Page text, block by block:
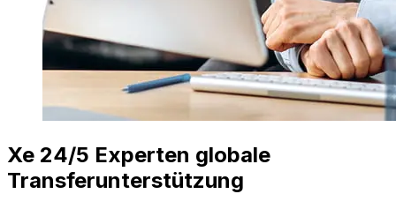
Xe 24/5 Experten globale
Transferunterstützung